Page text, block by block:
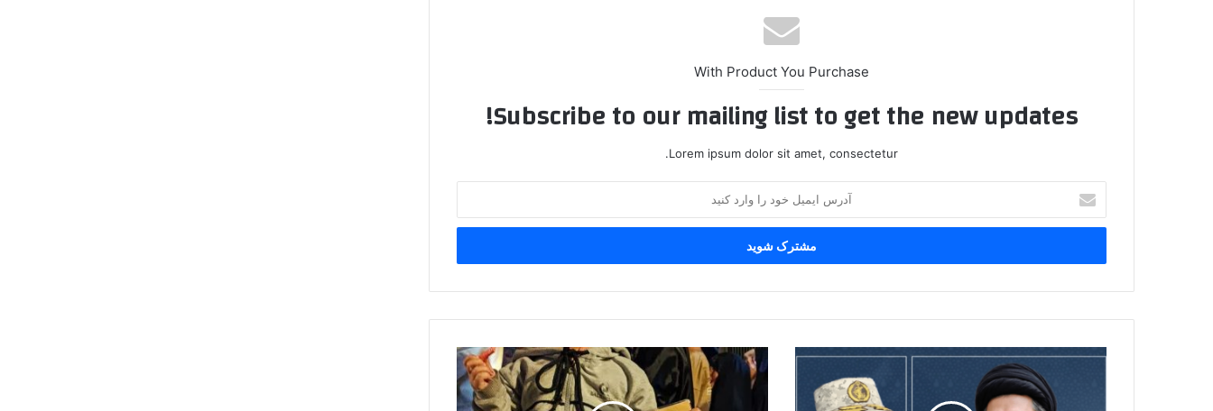
With Product You Purchase
Subscribe to our mailing list to get the new updates!
Lorem ipsum dolor sit amet, consectetur.
ایمیل
خود
وارد
ارائه
هفتاد
و
یکمین